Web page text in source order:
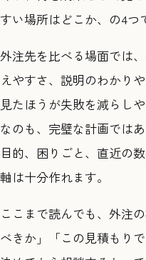
すい場所はどこか、の4つ
外注先を比べる場面では
えやすさ、説明のわかり
見たほうが失敗を減らし
なのも、完璧な計画では
目的、困りごと、直近の
軸は十分作れます。
ここまで読んでも、外注
べきか」「この見積もり